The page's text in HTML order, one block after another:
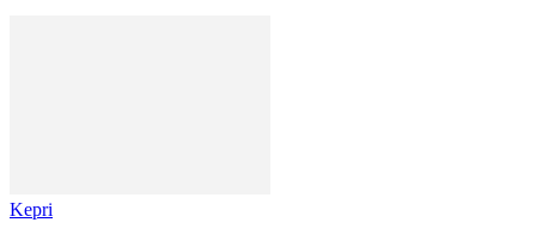
Kepri